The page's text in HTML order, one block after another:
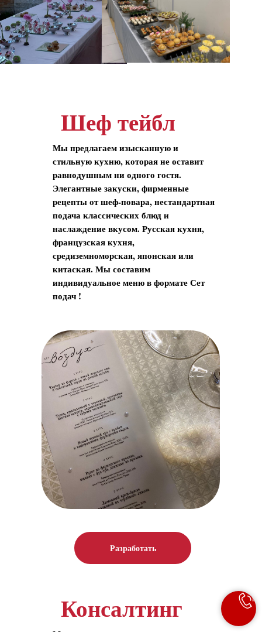
Шеф тейбл
Мы предлагаем изысканную и
стильную кухню, которая не оставит
равнодушным ни одного гостя.
Элегантные закуски, фирменные
рецепты от шеф-повара, нестандартная
подача классических блюд и
наслаждение вкусом. Русская кухня,
французская кухня,
средиземноморская, японская или
китаская. Мы составим
индивидуальное меню в формате Сет
подач !
Разработать
Консалтинг